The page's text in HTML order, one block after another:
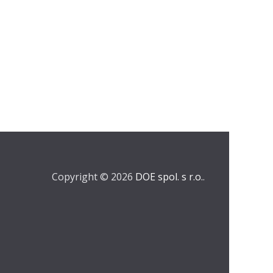
Copyright © 2026 DOE spol. s r.o..